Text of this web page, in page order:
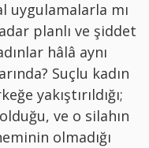
uygulamalarla mı
planlı ve şiddet
hâlâ aynı
Suçlu kadın
yakıştırıldığı;
ve o silahın
olmadığı